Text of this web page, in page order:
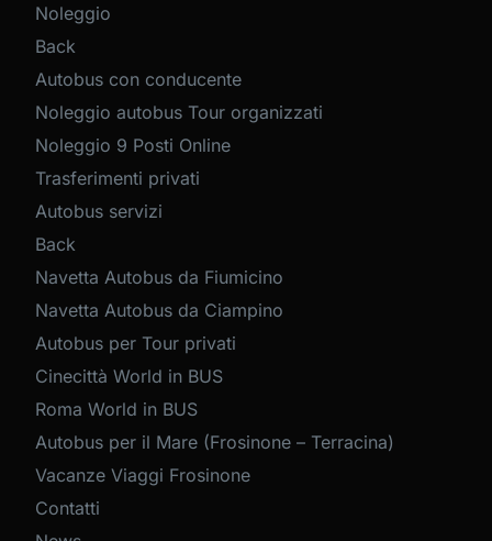
Noleggio
Back
Autobus con conducente
Noleggio autobus Tour organizzati
Noleggio 9 Posti Online
Trasferimenti privati
Autobus servizi
Back
Navetta Autobus da Fiumicino
Navetta Autobus da Ciampino
Autobus per Tour privati
Cinecittà World in BUS
Roma World in BUS
Autobus per il Mare (Frosinone – Terracina)
Vacanze Viaggi Frosinone
Contatti